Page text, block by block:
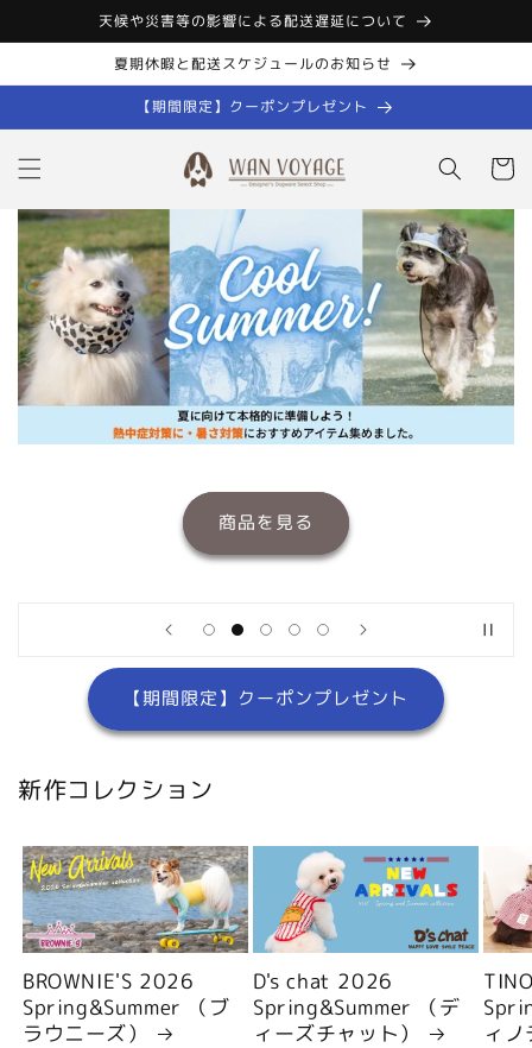
コンテン
ツに進む
天候や災害等の影響による配送遅延について
夏期休暇と配送スケジュールのお知らせ
【期間限定】クーポンプレゼント
ー
商品を見る
【期間限定】クーポンプレゼント
新作コレクション
BROWNIE'S 2026
Spring&Summer （ブ
ラウニーズ）
D's chat 2026
Spring&Summer （デ
ィーズチャット）
ィ